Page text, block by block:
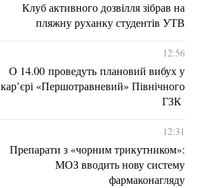
Клуб активного дозвілля зібрав на
пляжну руханку студентів УТВ
12:56
О 14.00 проведуть плановий вибух у
кар’єрі «Першотравневий» Північного
ГЗК
12:31
Препарати з «чорним трикутником»:
МОЗ вводить нову систему
фармаконагляду